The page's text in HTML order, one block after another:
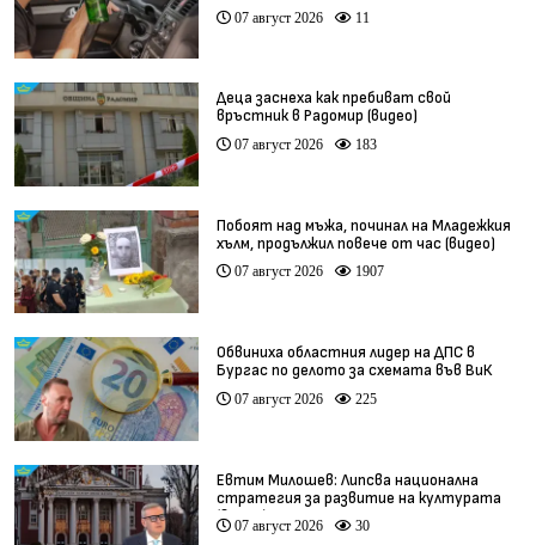
07 август 2026 11
Деца заснеха как пребиват свой
връстник в Радомир (видео)
07 август 2026 183
Побоят над мъжа, починал на Младежкия
хълм, продължил повече от час (видео)
07 август 2026 1907
Обвиниха областния лидер на ДПС в
Бургас по делото за схемата във ВиК
07 август 2026 225
Евтим Милошев: Липсва национална
стратегия за развитие на културата
(видео)
07 август 2026 30